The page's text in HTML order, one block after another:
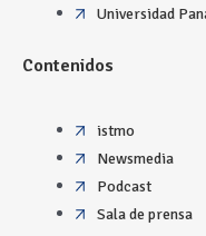
Universidad
Contenidos
istmo
Newsmedia
Podcast
Sala de prensa